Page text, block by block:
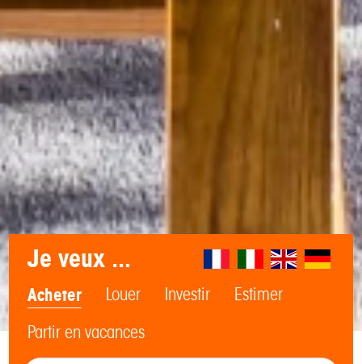
Je veux ...
Acheter Louer Investir
Estimer
Partir en vacances